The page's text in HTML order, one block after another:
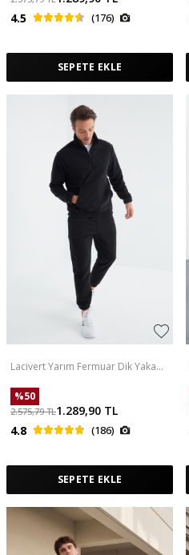
4.5
(176)
SEPETE EKLE
Lacivert Yarım Fermuar Dik Yaka
Takımı - 85159
%50
2.575,79TL1.289,90 TL
4.8
(186)
SEPETE EKLE